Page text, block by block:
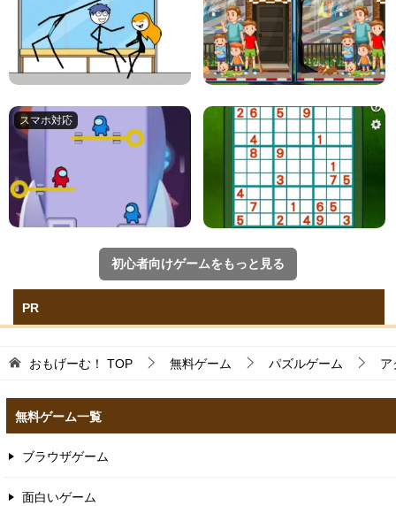
初心者向けゲームをもっと見る
PR
おもげーむ！ TOP 無料ゲーム パズルゲーム ア
無料ゲーム一覧
ブラウザゲーム
面白いゲーム